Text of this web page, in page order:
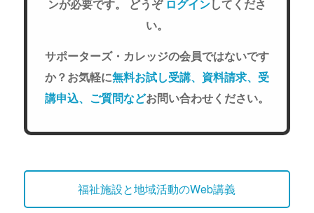
ンが必要です。 どうぞ ログインしてくださ
い。
サポーターズ・カレッジの会員ではないです
か？お気軽に無料お試し受講、資料請求、受
講申込、ご質問などお問い合わせください。
福祉施設と地域活動のWeb講義